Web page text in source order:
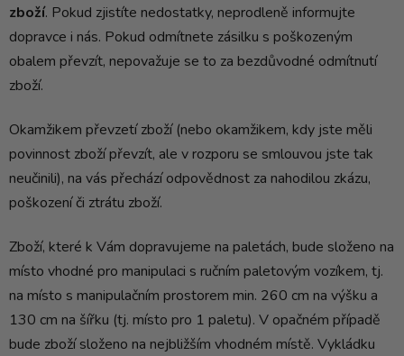
zboží. Pokud zjistíte nedostatky, neprodleně informujte
dopravce i nás. Pokud odmítnete zásilku s poškozeným
obalem převzít, nepovažuje se to za bezdůvodné odmítnutí
zboží.
Okamžikem převzetí zboží (nebo okamžikem, kdy jste měli
povinnost zboží převzít, ale v rozporu se smlouvou jste tak
neučinili), na vás přechází odpovědnost za nahodilou zkázu,
poškození či ztrátu zboží.
Zboží, které k Vám dopravujeme na paletách, bude složeno na
místo vhodné pro manipulaci s ručním paletovým vozíkem, tj.
na místo s manipulačním prostorem min. 260 cm na výšku a
130 cm na šířku (tj. místo pro 1 paletu). V opačném případě
bude zboží složeno na nejbližším vhodném místě. Vykládku